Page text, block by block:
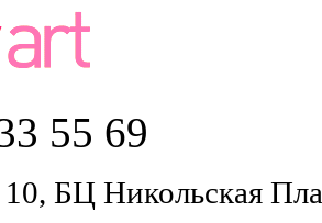
55 69
БЦ Никольская